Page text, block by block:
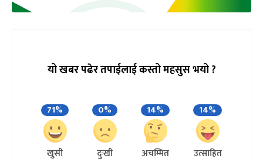
यो खबर पढेर तपाईलाई कस्तो महसुस भयो ?
71%
खुसी
0%
दुःखी
14%
अचम्मित
14%
उत्साहित